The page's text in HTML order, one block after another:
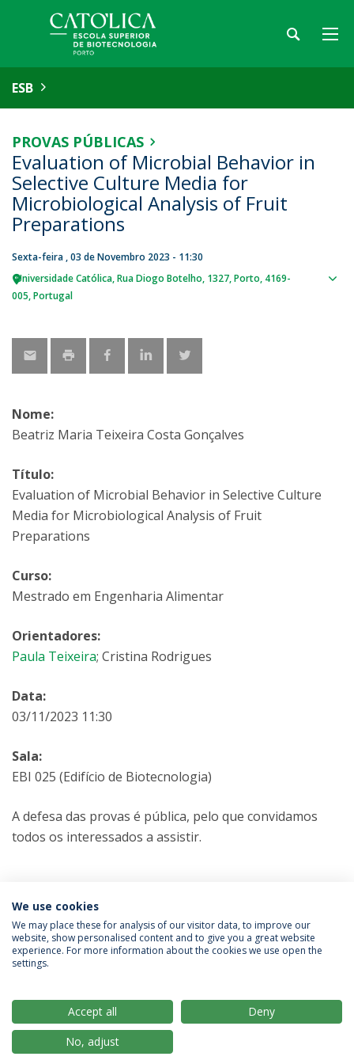
ESB
PROVAS PÚBLICAS
Evaluation of Microbial Behavior in
Selective Culture Media for
Microbiological Analysis of Fruit
Preparations
Sexta-feira , 03 de Novembro 2023 - 11:30
Universidade Católica Rua Diogo Botelho, 1327 Porto 4169-
005 Portugal
Nome:
Beatriz Maria Teixeira Costa Gonçalves
Título:
Evaluation of Microbial Behavior in Selective Culture
Media for Microbiological Analysis of Fruit
Preparations
Curso:
Mestrado em Engenharia Alimentar
Orientadores:
Paula Teixeira; Cristina Rodrigues
Data:
03/11/2023 11:30
Sala:
EBI 025 (Edifício de Biotecnologia)
A defesa das provas é pública, pelo que convidamos
todos os interessados a assistir.
Mestrado em Engenharia Alimentar
Política de Privacidade
Termos & Condições
© 2026 Universidade Católica Portuguesa
We use cookies
We may place these for analysis of our visitor data, to improve our
website, show personalised content and to give you a great website
experience. For more information about the cookies we use open the
settings.
Accept all
Deny
No, adjust